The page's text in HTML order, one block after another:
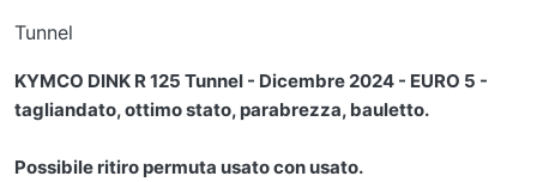
Tunnel
KYMCO DINK R 125 Tunnel - Dicembre 2024 - EURO 5 -
tagliandato, ottimo stato, parabrezza, bauletto.
Possibile ritiro permuta usato con usato.